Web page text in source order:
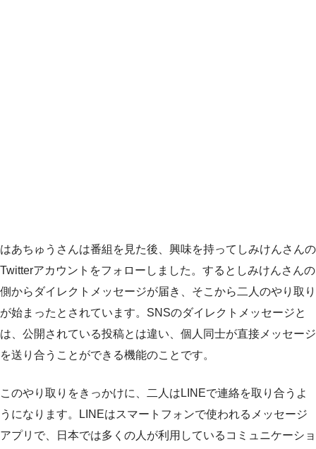
はあちゅうさんは番組を見た後、興味を持ってしみけんさんの
Twitterアカウントをフォローしました。するとしみけんさんの
側からダイレクトメッセージが届き、そこから二人のやり取り
が始まったとされています。SNSのダイレクトメッセージと
は、公開されている投稿とは違い、個人同士が直接メッセージ
を送り合うことができる機能のことです。
このやり取りをきっかけに、二人はLINEで連絡を取り合うよ
うになります。LINEはスマートフォンで使われるメッセージ
アプリで、日本では多くの人が利用しているコミュニケーショ